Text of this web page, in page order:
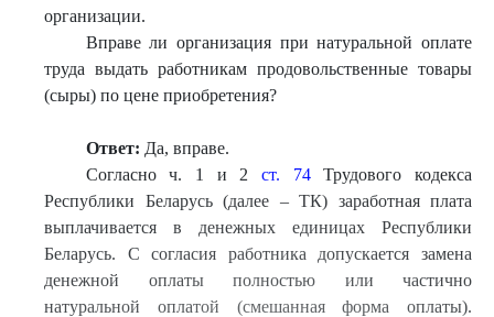
организации.
Вправе ли организация при натуральной оплате
труда выдать работникам продовольственные товары
(сыры) по цене приобретения?
Ответ: Да, вправе.
Согласно ч. 1 и 2ст. 74Трудового кодекса
Республики Беларусь (далее – ТК) заработная плата
выплачивается в денежных единицах Республики
Беларусь. С согласия работника допускается замена
денежной оплаты полностью или частично
натуральной оплатой (смешанная форма оплаты).